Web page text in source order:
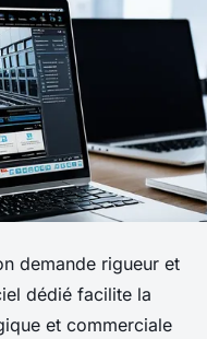
demande rigueur et
dédié facilite la
et commerciale